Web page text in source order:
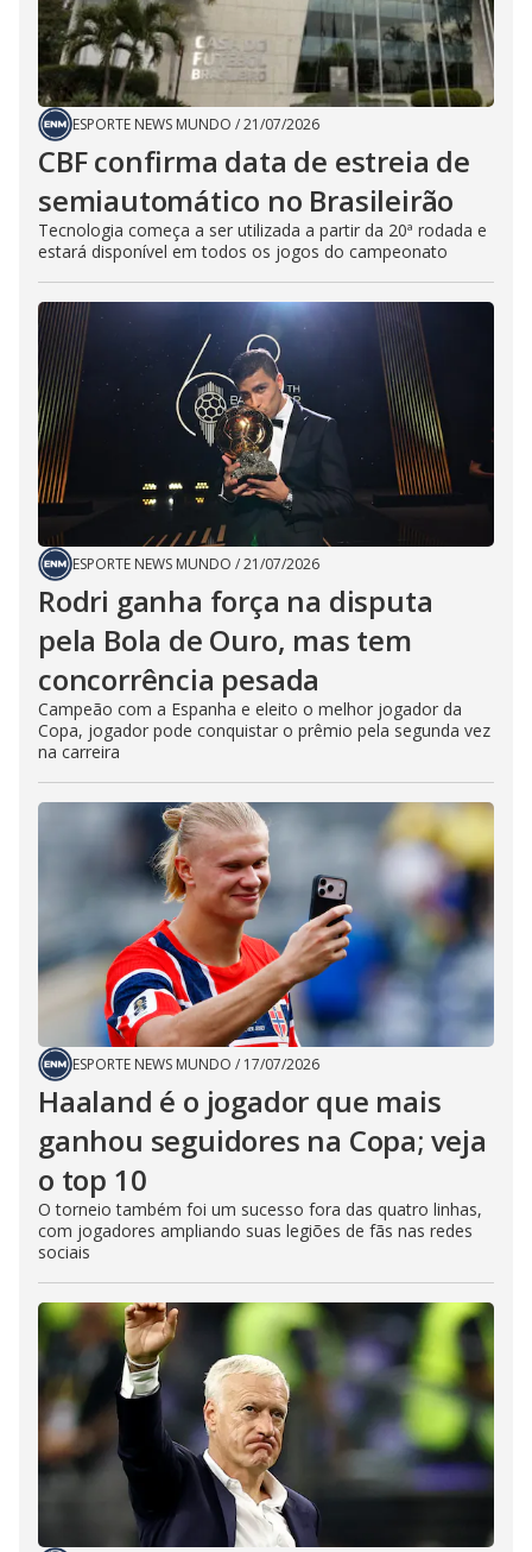
ESPORTE NEWS MUNDO /21/07/2026
CBF confirma data de estreia de
semiautomático no Brasileirão
Tecnologia começa a ser utilizada a partir da 20ª rodada e
estará disponível em todos os jogos do campeonato
ESPORTE NEWS MUNDO /21/07/2026
Rodri ganha força na disputa
pela Bola de Ouro, mas tem
concorrência pesada
Campeão com a Espanha e eleito o melhor jogador da
Copa, jogador pode conquistar o prêmio pela segunda vez
na carreira
ESPORTE NEWS MUNDO / 17/07/2026
Haaland é o jogador que mais
ganhou seguidores na Copa; veja
o top 10
O torneio também foi um sucesso fora das quatro linhas,
com jogadores ampliando suas legiões de fãs nas redes
sociais